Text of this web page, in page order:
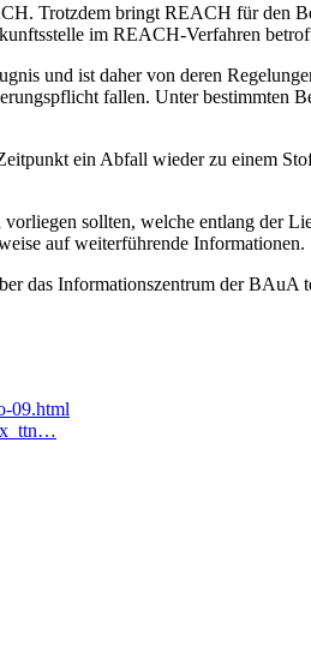
Trotzdem bringt REACH für den
im REACH-Verfahren
und ist daher von deren
fallen. Unter bestimmten
ein Abfall wieder zu einem
sollten, welche entlang der
auf weiterführende Informationen.
das Informationszentrum der
09.html